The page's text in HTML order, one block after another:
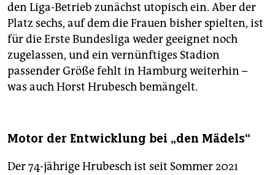
den Liga-Betrieb zunächst utopisch ein. Aber der
Platz sechs, auf dem die Frauen bisher spielten, ist
für die Erste Bundesliga weder geeignet noch
zugelassen, und ein vernünftiges Stadion
passender Größe fehlt in Hamburg weiterhin –
was auch Horst Hrubesch bemängelt.
Motor der Entwicklung bei „den Mädels“
Der 74-jährige Hrubesch ist seit Sommer 2021